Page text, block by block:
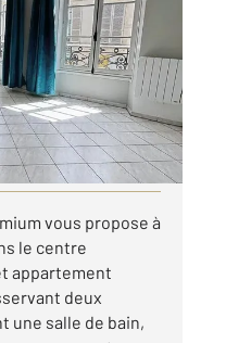
vous propose à
le centre
appartement
deux
une salle de bain,